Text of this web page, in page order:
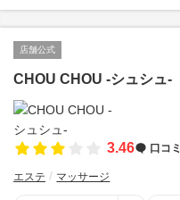
店舗公式
CHOU CHOU -シュシュ-
3.46 口コミ
エステ マッサージ